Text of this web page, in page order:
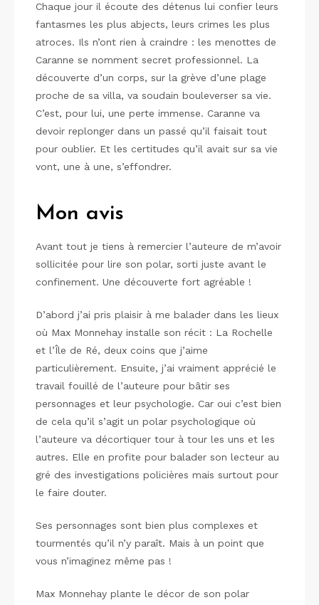
Chaque jour il écoute des détenus lui confier leurs
fantasmes les plus abjects, leurs crimes les plus
atroces. Ils n’ont rien à craindre : les menottes de
Caranne se nomment secret professionnel. La
découverte d’un corps, sur la grève d’une plage
proche de sa villa, va soudain bouleverser sa vie.
C’est, pour lui, une perte immense. Caranne va
devoir replonger dans un passé qu’il faisait tout
pour oublier. Et les certitudes qu’il avait sur sa vie
vont, une à une, s’effondrer.
Mon avis
Avant tout je tiens à remercier l’auteure de m’avoir
sollicitée pour lire son polar, sorti juste avant le
confinement. Une découverte fort agréable !
D’abord j’ai pris plaisir à me balader dans les lieux
où Max Monnehay installe son récit : La Rochelle
et l’Île de Ré, deux coins que j’aime
particulièrement. Ensuite, j’ai vraiment apprécié le
travail fouillé de l’auteure pour bâtir ses
personnages et leur psychologie. Car oui c’est bien
de cela qu’il s’agit un polar psychologique où
l’auteure va décortiquer tour à tour les uns et les
autres. Elle en profite pour balader son lecteur au
gré des investigations policières mais surtout pour
le faire douter.
Ses personnages sont bien plus complexes et
tourmentés qu’il n’y paraît. Mais à un point que
vous n’imaginez même pas !
Max Monnehay plante le décor de son polar